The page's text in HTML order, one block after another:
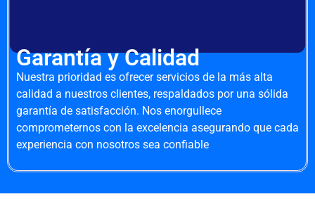
Garantía y Calidad
Nuestra prioridad es ofrecer servicios de la más alta
calidad a nuestros clientes, respaldados por una sólida
garantía de satisfacción. Nos enorgullece
comprometernos con la excelencia asegurando que cada
experiencia con nosotros sea confiable